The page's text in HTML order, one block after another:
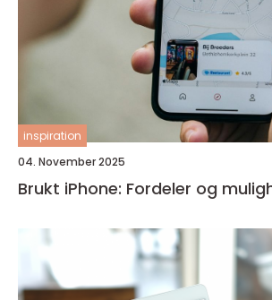
inspiration
04. November 2025
Brukt iPhone: Fordeler og